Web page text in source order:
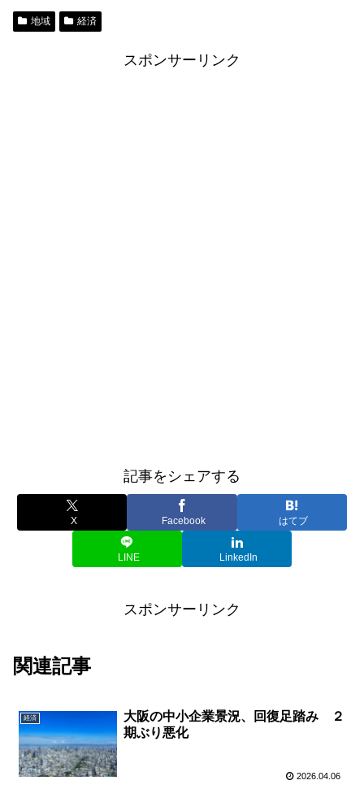
地域 経済
スポンサーリンク
記事をシェアする
X Facebook はてブ
LINE LinkedIn
スポンサーリンク
関連記事
経済
大阪の中小企業景況、回復足踏み ２
期ぶり悪化
2026.04.06